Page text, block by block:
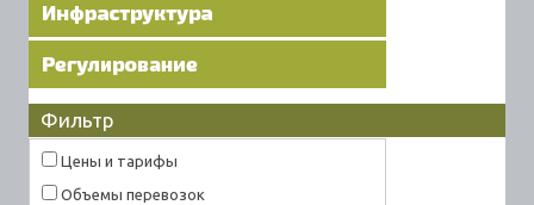
Фильтр
Цены и тарифы
Объемы перевозок